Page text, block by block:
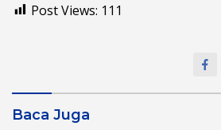
Post Views: 111
Baca Juga